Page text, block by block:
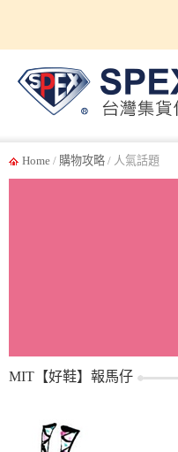
Home / 購物攻略 / 人氣話題
MIT【好鞋】報馬仔